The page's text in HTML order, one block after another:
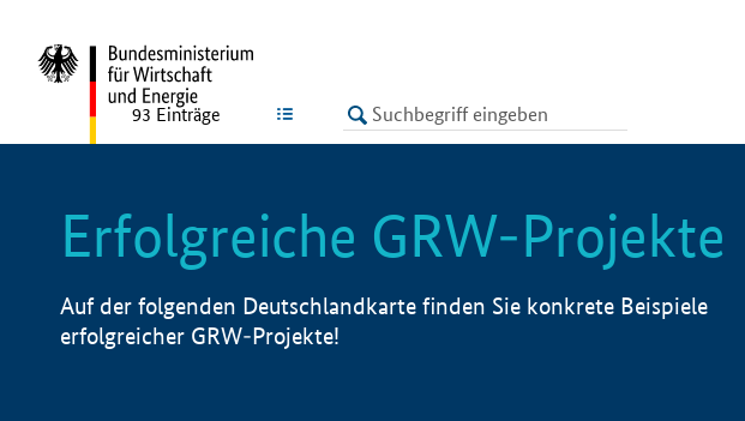
LISTE
93 Einträge
Erfolgreiche GRW-Projekte
Auf der folgenden Deutschlandkarte finden Sie konkrete Beispiele
erfolgreicher GRW-Projekte!